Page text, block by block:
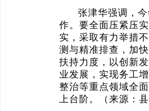
张津华强调，
作。要全面压紧压
实，采取有力举措
测与精准排查，加
扶持力度，以创新
业发展，实现务工
整治等重点领域全
上台阶。（来源：